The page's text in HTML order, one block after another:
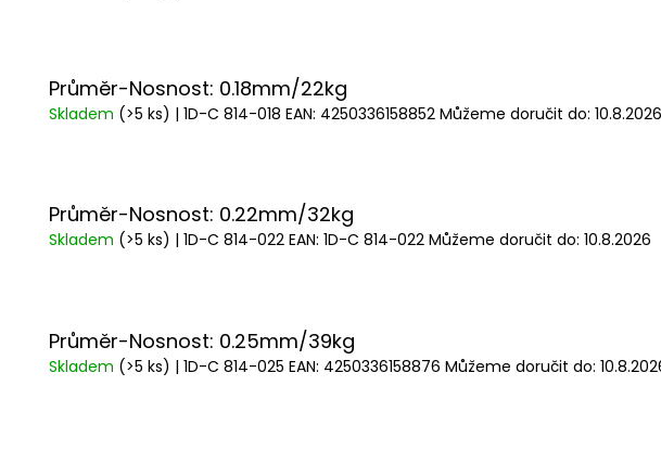
Průměr-Nosnost: 0.18mm/22kg
Skladem (>5 ks) | 1D-C 814-018 EAN: 4250336158852 Můžeme doručit do: 10.8.2026
Průměr-Nosnost: 0.22mm/32kg
Skladem (>5 ks) | 1D-C 814-022 EAN: 1D-C 814-022 Můžeme doručit do: 10.8.2026
Průměr-Nosnost: 0.25mm/39kg
Skladem (>5 ks) | 1D-C 814-025 EAN: 4250336158876 Můžeme doručit do:
SURETTI
PRŮBĚŽNÉ
OLOVO
4
Kč